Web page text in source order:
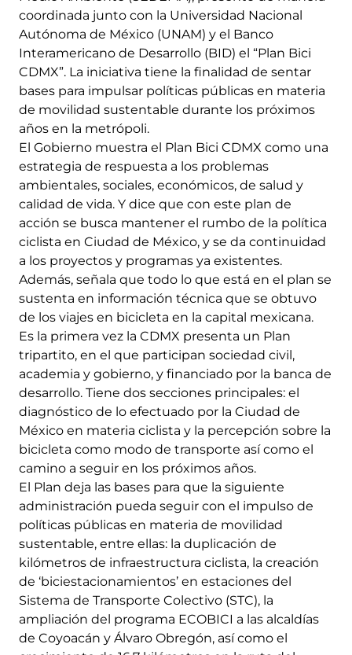
coordinada junto con la Universidad Nacional
Autónoma de México (UNAM) y el Banco
Interamericano de Desarrollo (BID) el “Plan Bici
CDMX”. La iniciativa tiene la finalidad de sentar
bases para impulsar políticas públicas en materia
de movilidad sustentable durante los próximos
años en la metrópoli.
El Gobierno muestra el Plan Bici CDMX como una
estrategia de respuesta a los problemas
ambientales, sociales, económicos, de salud y
calidad de vida. Y dice que con este plan de
acción se busca mantener el rumbo de la política
ciclista en Ciudad de México, y se da continuidad
a los proyectos y programas ya existentes.
Además, señala que todo lo que está en el plan se
sustenta en información técnica que se obtuvo
de los viajes en bicicleta en la capital mexicana.
Es la primera vez la CDMX presenta un Plan
tripartito, en el que participan sociedad civil,
academia y gobierno, y financiado por la banca de
desarrollo. Tiene dos secciones principales: el
diagnóstico de lo efectuado por la Ciudad de
México en materia ciclista y la percepción sobre la
bicicleta como modo de transporte así como el
camino a seguir en los próximos años.
El Plan deja las bases para que la siguiente
administración pueda seguir con el impulso de
políticas públicas en materia de movilidad
sustentable, entre ellas: la duplicación de
kilómetros de infraestructura ciclista, la creación
de ‘biciestacionamientos’ en estaciones del
Sistema de Transporte Colectivo (STC), la
ampliación del programa ECOBICI a las alcaldías
de Coyoacán y Álvaro Obregón, así como el